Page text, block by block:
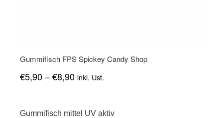
Gummifisch FPS Spickey Candy Shop
€5,90–€8,90 inkl. Ust.
Gummifisch mittel UV aktiv